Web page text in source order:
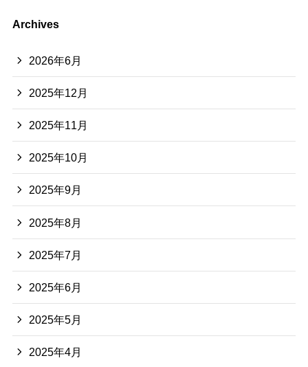
Archives
2026年6月
2025年12月
2025年11月
2025年10月
2025年9月
2025年8月
2025年7月
2025年6月
2025年5月
2025年4月